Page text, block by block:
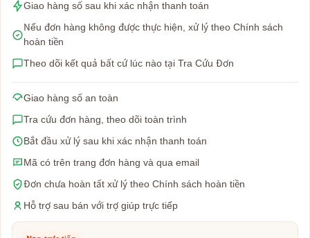
Giao hàng số sau khi xác nhận thanh toán
Nếu đơn hàng không được thực hiện, xử lý theo Chính sách
hoàn tiền
Theo dõi kết quả bất cứ lúc nào tại Tra Cứu Đơn
Giao hàng số an toàn
Tra cứu đơn hàng, theo dõi toàn trình
Bắt đầu xử lý sau khi xác nhận thanh toán
Mã có trên trang đơn hàng và qua email
Đơn chưa hoàn tất xử lý theo Chính sách hoàn tiền
Hỗ trợ sau bán với trợ giúp trực tiếp